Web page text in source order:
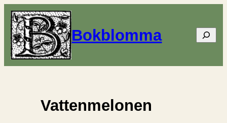
Bokblomma Sök
Vattenmelonen